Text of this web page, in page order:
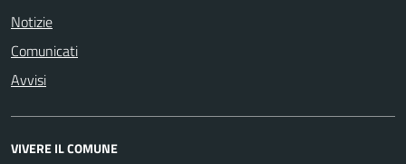
Notizie
Comunicati
Avvisi
VIVERE IL COMUNE